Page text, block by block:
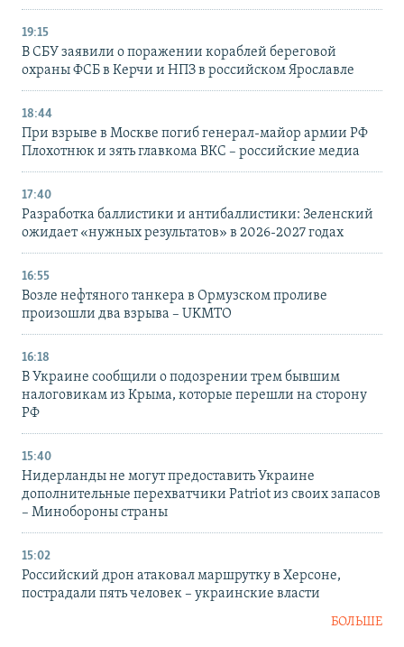
19:15
В СБУ заявили о поражении кораблей береговой
охраны ФСБ в Керчи и НПЗ в российском Ярославле
18:44
При взрыве в Москве погиб генерал-майор армии РФ
Плохотнюк и зять главкома ВКС – российские медиа
17:40
Разработка баллистики и антибаллистики: Зеленский
ожидает «нужных результатов» в 2026-2027 годах
16:55
Возле нефтяного танкера в Ормузском проливе
произошли два взрыва – UKMTO
16:18
В Украине сообщили о подозрении трем бывшим
налоговикам из Крыма, которые перешли на сторону
РФ
15:40
Нидерланды не могут предоставить Украине
дополнительные перехватчики Patriot из своих запасов
– Минобороны страны
15:02
Российский дрон атаковал маршрутку в Херсоне,
пострадали пять человек – украинские власти
БОЛЬШЕ